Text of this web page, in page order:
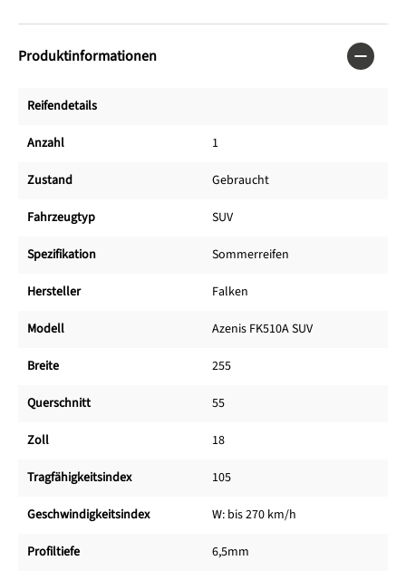
Produktinformationen
Reifendetails
Anzahl 1
Zustand Gebraucht
Fahrzeugtyp SUV
Spezifikation Sommerreifen
Hersteller Falken
Modell Azenis FK510A SUV
Breite 255
Querschnitt 55
Zoll 18
Tragfähigkeitsindex 105
Geschwindigkeitsindex W: bis 270 km/h
Profiltiefe 6,5mm